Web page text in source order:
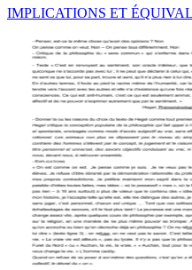
IMPLICATIONS ET